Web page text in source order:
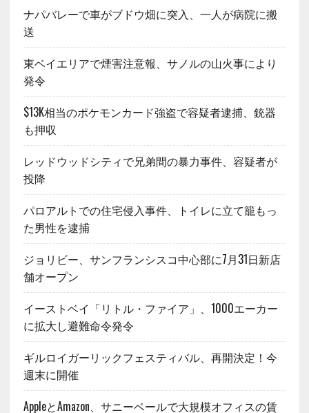
ナパバレーで車がブドウ畑に突入、一人が病院に搬
送
東ベイエリアで煙害注意報、サノルの山火事により
発令
$13K相当のポケモンカード強盗で容疑者逮捕、銃器
も押収
レッドウッドシティで兄弟間の暴力事件、容疑者が
投降
パロアルトでの住宅侵入事件、トイレに立て籠もっ
た男性を逮捕
ジョリビー、サンフランシスコ中心部に7月31日新店
舗オープン
イーストベイ「リトル・ファイア」、1000エーカー
に拡大し避難命令発令
ギルロイガーリックフェスティバル、再開決定！今
週末に開催
AppleとAmazon、サニーベールで大規模オフィスの賃